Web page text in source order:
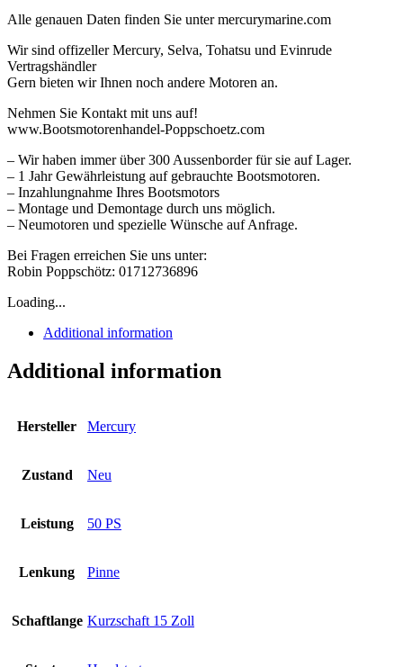
Alle genauen Daten finden Sie unter mercurymarine.com
Wir sind offizeller Mercury, Selva, Tohatsu und Evinrude
Vertragshändler
Gern bieten wir Ihnen noch andere Motoren an.
Nehmen Sie Kontakt mit uns auf!
www.Bootsmotorenhandel-Poppschoetz.com
– Wir haben immer über 300 Aussenborder für sie auf Lager.
– 1 Jahr Gewährleistung auf gebrauchte Bootsmotoren.
– Inzahlungnahme Ihres Bootsmotors
– Montage und Demontage durch uns möglich.
– Neumotoren und spezielle Wünsche auf Anfrage.
Bei Fragen erreichen Sie uns unter:
Robin Poppschötz: 01712736896
Loading...
Additional information
Additional information
Hersteller Mercury
Zustand Neu
Leistung 50 PS
Lenkung Pinne
Schaftlange Kurzschaft 15 Zoll